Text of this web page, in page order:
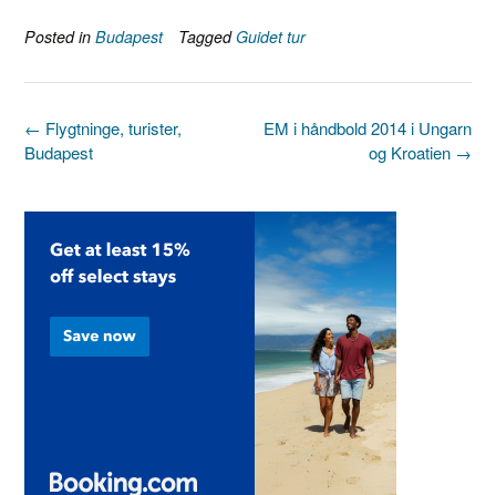
Posted in Budapest TaggedGuidet tur
Post
navigation
EM i håndbold 2014 i Ungarn
og Kroatien →
← Flygtninge, turister,
Budapest